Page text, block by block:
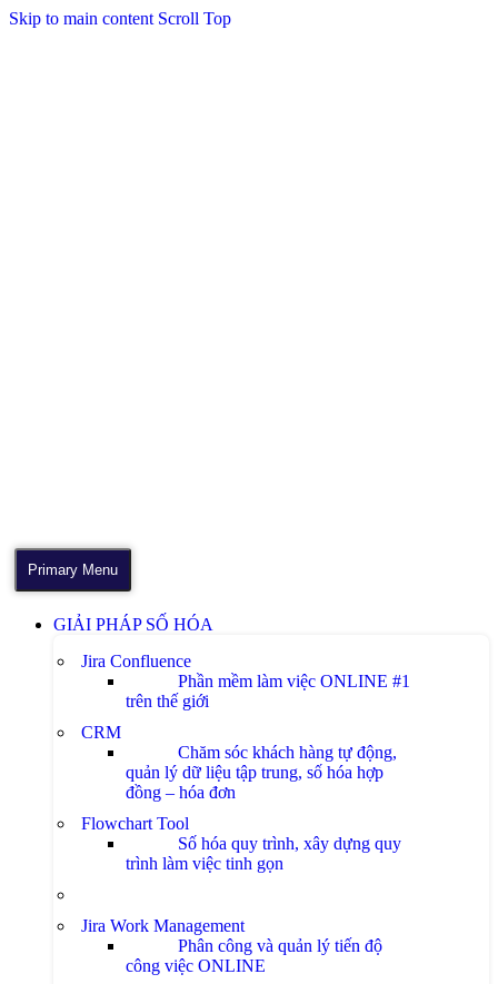
Skip to main content Scroll Top
Primary Menu
GIẢI PHÁP SỐ HÓA
Jira Confluence
Phần mềm làm việc ONLINE #1
trên thế giới
CRM
Chăm sóc khách hàng tự động,
quản lý dữ liệu tập trung, số hóa hợp
đồng – hóa đơn
Flowchart Tool
Số hóa quy trình, xây dựng quy
trình làm việc tinh gọn
Jira Work Management
Phân công và quản lý tiến độ
công việc ONLINE